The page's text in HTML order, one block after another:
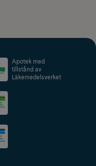
Apotek med
tillstånd av
Läkemedelsverket